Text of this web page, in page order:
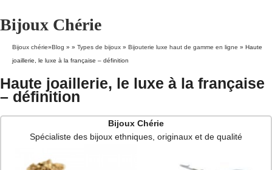
Bijoux Chérie
Bijoux chérie»Blog » » Types de bijoux » Bijouterie luxe haut de gamme en ligne » Haute
joaillerie, le luxe à la française – définition
Haute joaillerie, le luxe à la française
– définition
Bijoux Chérie
Spécialiste des bijoux ethniques, originaux et de qualité